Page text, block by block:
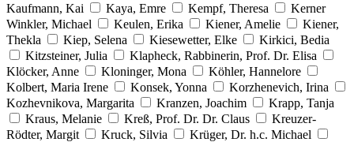
Kaufmann, Kai
Kaya, Emre Kempf, Theresa
Kerner
Winkler, Michael
Keulen, Erika Kiener, Amelie
Kiener,
Thekla
Kiep, Selena Kiesewetter, Elke
Kirkici, Bedia
Kitzsteiner, Julia
Klapheck, Rabbinerin, Prof. Dr. Elisa
Klöcker, Anne
Kloninger, Mona
Köhler, Hannelore
Kolbert, Maria Irene
Konsek, Yonna
Korzhenevich, Irina
Kozhevnikova, Margarita
Kranzen, Joachim
Krapp, Tanja
Kraus, Melanie
Kreß, Prof. Dr. Dr. Claus
Kreuzer-
Rödter, Margit
Kruck, Silvia
Krüger, Dr. h.c. Michael